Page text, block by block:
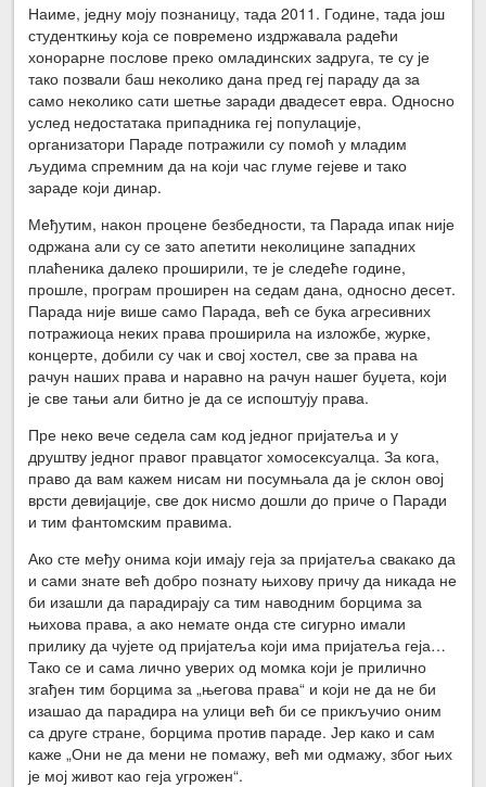
Наиме, једну моју познаницу, тада 2011. Године, тада још
студенткињу која се повремено издржавала радећи
хонорарне послове преко омладинских задруга, те су је
тако позвали баш неколико дана пред геј параду да за
само неколико сати шетње заради двадесет евра. Односно
услед недостатака припадника геј популације,
организатори Параде потражили су помоћ у младим
људима спремним да на који час глуме гејеве и тако
зараде који динар.
Међутим, након процене безбедности, та Парада ипак није
одржана али су се зато апетити неколицине западних
плаћеника далеко проширили, те је следеће године,
прошле, програм проширен на седам дана, односно десет.
Парада није више само Парада, већ се бука агресивних
потражиоца неких права проширила на изложбе, журке,
концерте, добили су чак и свој хостел, све за права на
рачун наших права и наравно на рачун нашег буџета, који
је све тањи али битно је да се испоштују права.
Пре неко вече седела сам код једног пријатеља и у
друштву једног правог правцатог хомосексуалца. За кога,
право да вам кажем нисам ни посумњала да је склон овој
врсти девијације, све док нисмо дошли до приче о Паради
и тим фантомским правима.
Ако сте међу онима који имају геја за пријатеља свакако да
и сами знате већ добро познату њихову причу да никада не
би изашли да парадирају са тим наводним борцима за
њихова права, а ако немате онда сте сигурно имали
прилику да чујете од пријатеља који има пријатеља геја…
Тако се и сама лично уверих од момка који је прилично
згађен тим борцима за „његова права“ и који не да не би
изашао да парадира на улици већ би се прикључио оним
са друге стране, борцима против параде. Јер како и сам
каже „Они не да мени не помажу, већ ми одмажу, због њих
је мој живот као геја угрожен“.